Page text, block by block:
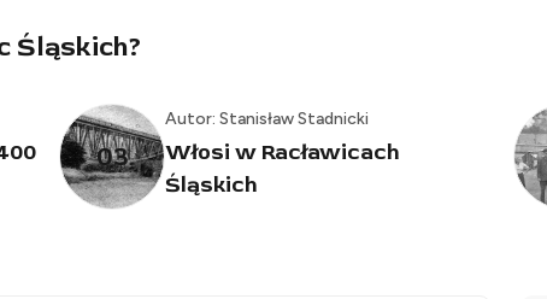
Śląskich?
04
Autor: Stanisław Stadnicki
Historia budowy kolei
w Racławicach Śląskich